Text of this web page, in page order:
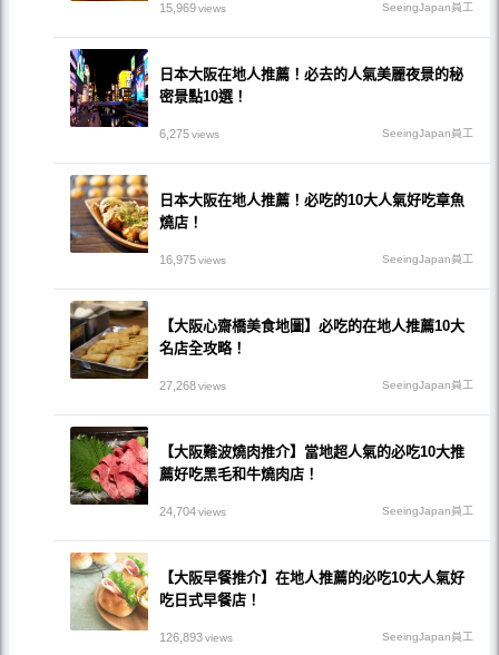
15,969views SeeingJapan員工
日本大阪在地人推薦！必去的人氣美麗夜景的秘
密景點10選！
6,275views SeeingJapan員工
日本大阪在地人推薦！必吃的10大人氣好吃章魚
燒店！
16,975views SeeingJapan員工
【大阪心齋橋美食地圖】必吃的在地人推薦10大
名店全攻略！
27,268views SeeingJapan員工
【大阪難波燒肉推介】當地超人氣的必吃10大推
薦好吃黑毛和牛燒肉店！
24,704views SeeingJapan員工
【大阪早餐推介】在地人推薦的必吃10大人氣好
吃日式早餐店！
126,893views SeeingJapan員工